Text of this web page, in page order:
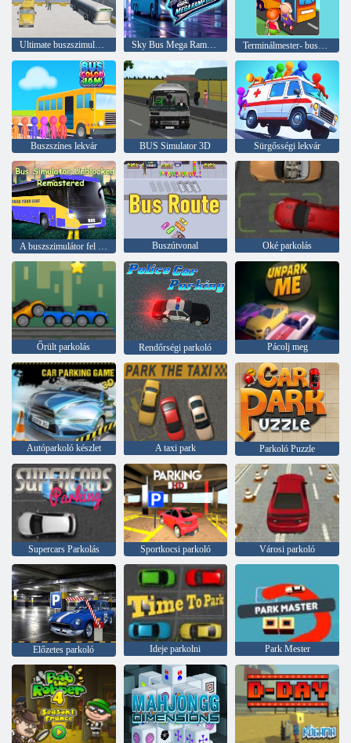
Ultimate buszszimulátor vezető Duty 3D Sky Bus Mega Ramp Drive Terminálmester- busz-iparmágnás
Buszszínes lekvár BUS Simulator 3D Sürgősségi lekvár
A buszszimulátor fel nem zárta a remastered Buszútvonal Oké parkolás
Őrült parkolás Rendőrségi parkoló Pácolj meg
Autóparkoló készlet A taxi park Parkoló Puzzle
Supercars Parkolás Sportkocsi parkoló Városi parkoló
Előzetes parkoló Ideje parkolni Park Mester